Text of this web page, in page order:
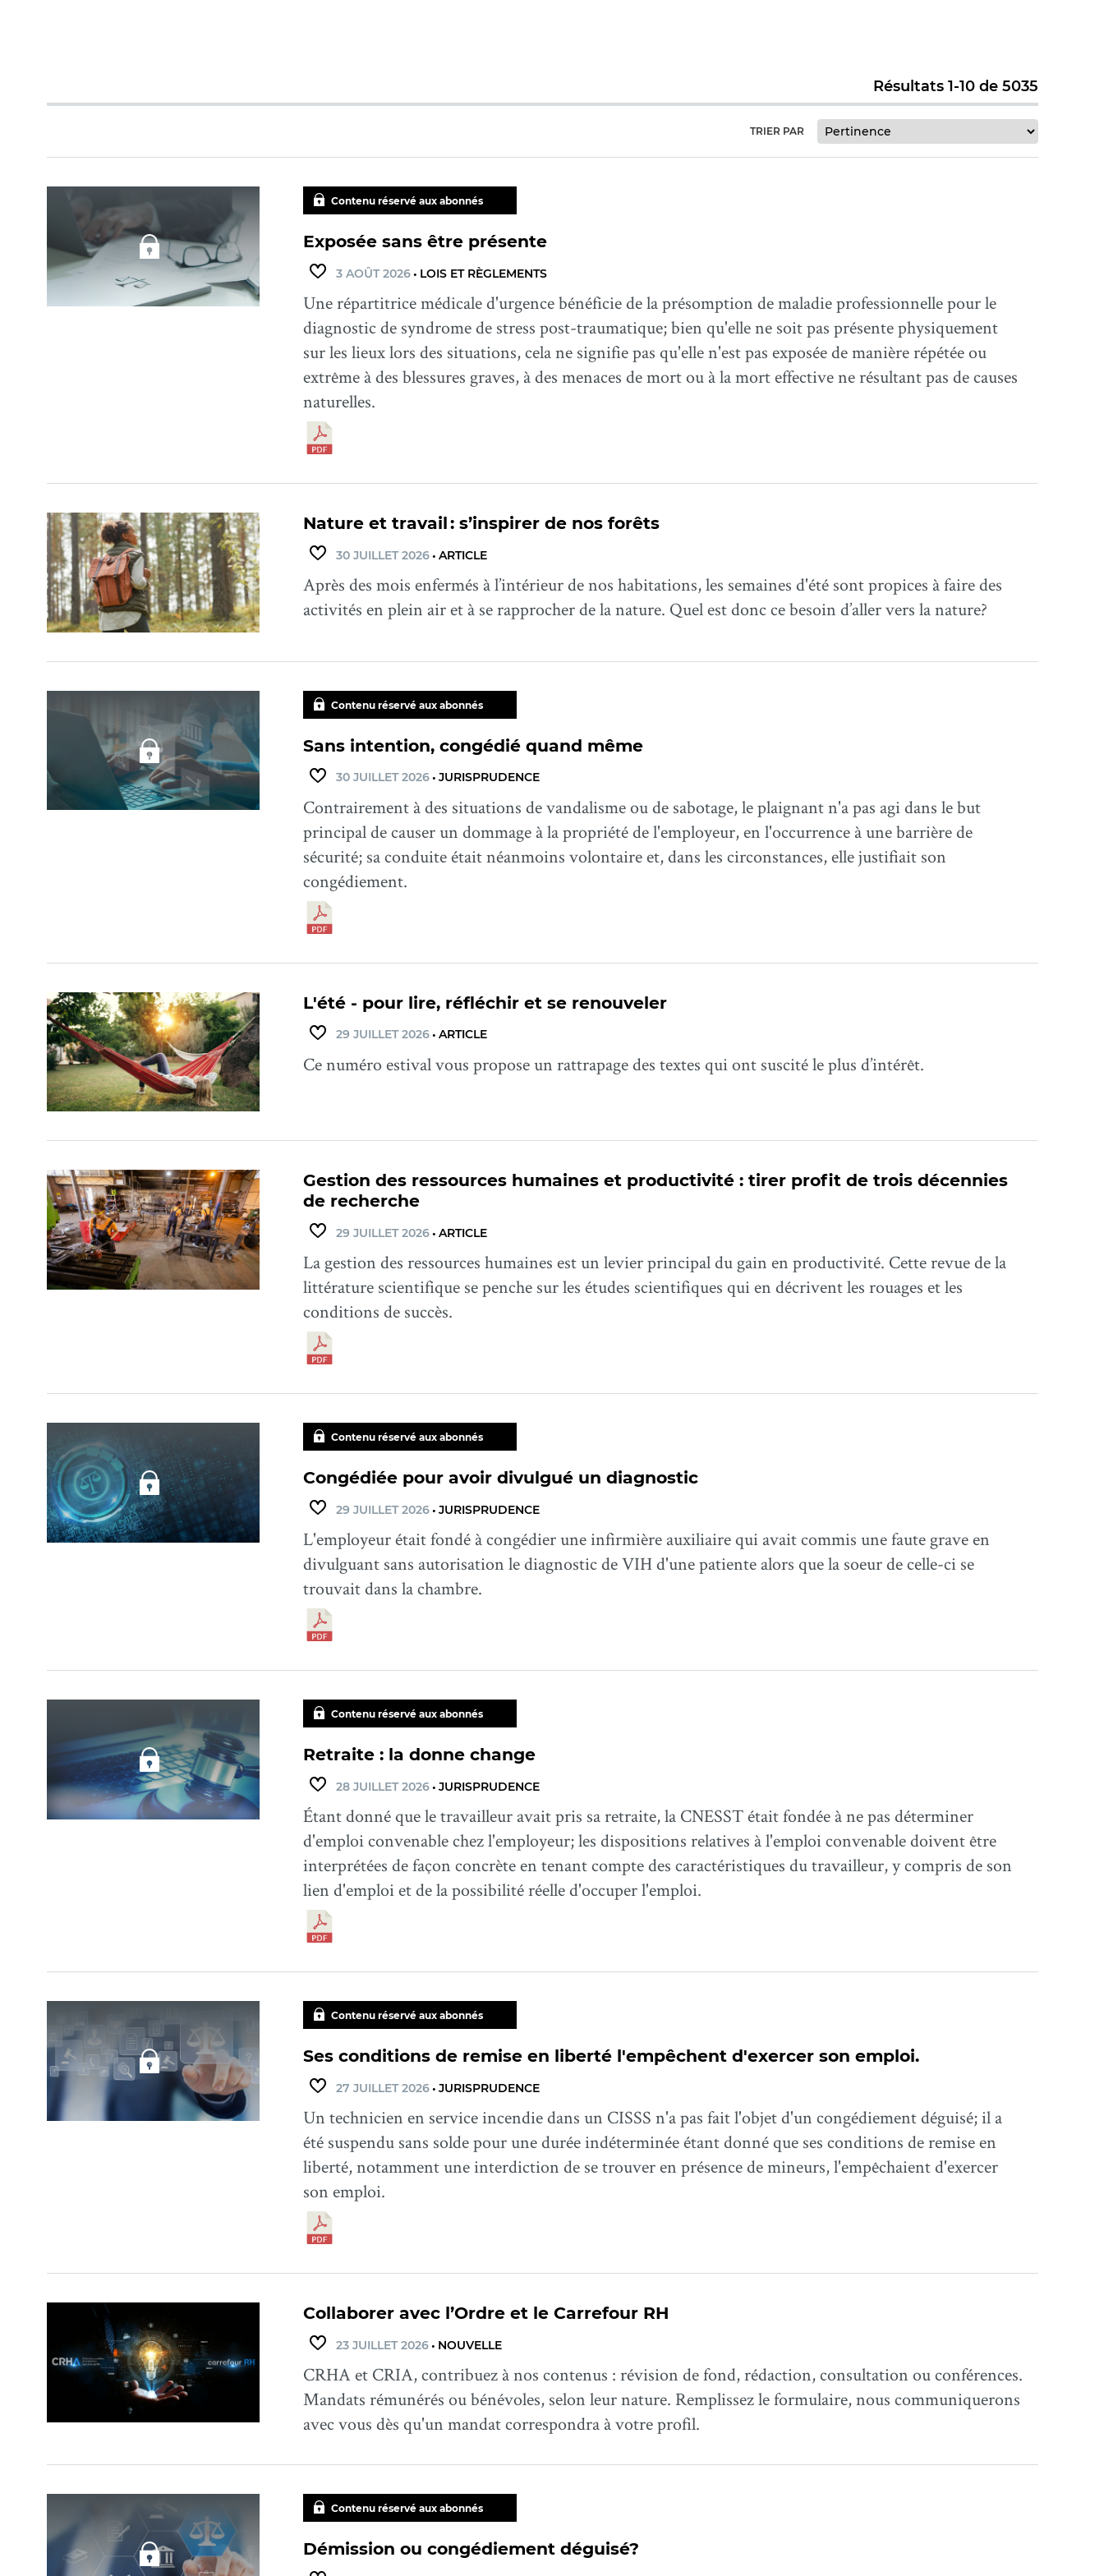
Résultats 1-10 de 5035
TRIER PAR
Contenu réservé aux abonnés
Exposée sans être présente
3 AOÛT 2026• LOIS ET RÈGLEMENTS
Une répartitrice médicale d'urgence bénéficie de la présomption de maladie professionnelle pour le
diagnostic de syndrome de stress post-traumatique; bien qu'elle ne soit pas présente physiquement
sur les lieux lors des situations, cela ne signifie pas qu'elle n'est pas exposée de manière répétée ou
extrême à des blessures graves, à des menaces de mort ou à la mort effective ne résultant pas de causes
naturelles.
Nature et travail : s’inspirer de nos forêts
30 JUILLET 2026• ARTICLE
Après des mois enfermés à l’intérieur de nos habitations, les semaines d'été sont propices à faire des
activités en plein air et à se rapprocher de la nature. Quel est donc ce besoin d’aller vers la nature?
Contenu réservé aux abonnés
Sans intention, congédié quand même
30 JUILLET 2026• JURISPRUDENCE
Contrairement à des situations de vandalisme ou de sabotage, le plaignant n'a pas agi dans le but
principal de causer un dommage à la propriété de l'employeur, en l'occurrence à une barrière de
sécurité; sa conduite était néanmoins volontaire et, dans les circonstances, elle justifiait son
congédiement.
L'été - pour lire, réfléchir et se renouveler
29 JUILLET 2026• ARTICLE
Ce numéro estival vous propose un rattrapage des textes qui ont suscité le plus d’intérêt.
Gestion des ressources humaines et productivité : tirer profit de trois décennies
de recherche
29 JUILLET 2026• ARTICLE
La gestion des ressources humaines est un levier principal du gain en productivité. Cette revue de la
littérature scientifique se penche sur les études scientifiques qui en décrivent les rouages et les
conditions de succès.
Contenu réservé aux abonnés
Congédiée pour avoir divulgué un diagnostic
29 JUILLET 2026• JURISPRUDENCE
L'employeur était fondé à congédier une infirmière auxiliaire qui avait commis une faute grave en
divulguant sans autorisation le diagnostic de VIH d'une patiente alors que la soeur de celle-ci se
trouvait dans la chambre.
Contenu réservé aux abonnés
Retraite : la donne change
28 JUILLET 2026• JURISPRUDENCE
Étant donné que le travailleur avait pris sa retraite, la CNESST était fondée à ne pas déterminer
d'emploi convenable chez l'employeur; les dispositions relatives à l'emploi convenable doivent être
interprétées de façon concrète en tenant compte des caractéristiques du travailleur, y compris de son
lien d'emploi et de la possibilité réelle d'occuper l'emploi.
Contenu réservé aux abonnés
Ses conditions de remise en liberté l'empêchent d'exercer son emploi.
27 JUILLET 2026• JURISPRUDENCE
Un technicien en service incendie dans un CISSS n'a pas fait l'objet d'un congédiement déguisé; il a
été suspendu sans solde pour une durée indéterminée étant donné que ses conditions de remise en
liberté, notamment une interdiction de se trouver en présence de mineurs, l'empêchaient d'exercer
son emploi.
Collaborer avec l’Ordre et le Carrefour RH
23 JUILLET 2026• NOUVELLE
CRHA et CRIA, contribuez à nos contenus : révision de fond, rédaction, consultation ou conférences.
Mandats rémunérés ou bénévoles, selon leur nature. Remplissez le formulaire, nous communiquerons
avec vous dès qu'un mandat correspondra à votre profil.
Contenu réservé aux abonnés
Démission ou congédiement déguisé?